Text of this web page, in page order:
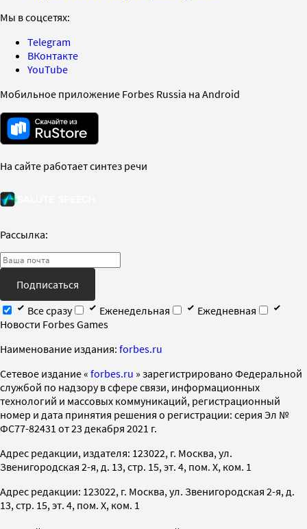
Мы в соцсетях:
Telegram
ВКонтакте
YouTube
Мобильное приложение Forbes Russia на Android
На сайте работает синтез речи
Рассылка:
Подписаться
Все сразу
Еженедельная
Ежедневная
Новости Forbes Games
Наименование издания: forbes.ru
Cетевое издание « forbes.ru » зарегистрировано Федеральной
службой по надзору в сфере связи, информационных
технологий и массовых коммуникаций, регистрационный
номер и дата принятия решения о регистрации: серия Эл №
ФС77-82431 от 23 декабря 2021 г.
Адрес редакции, издателя: 123022, г. Москва, ул.
Звенигородская 2-я, д. 13, стр. 15, эт. 4, пом. X, ком. 1
Адрес редакции: 123022, г. Москва, ул. Звенигородская 2-я, д.
13, стр. 15, эт. 4, пом. X, ком. 1